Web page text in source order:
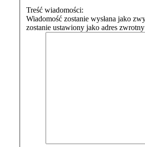
Treść wiadomości:
Wiadomość zostanie wysłana jako
zostanie ustawiony jako adres